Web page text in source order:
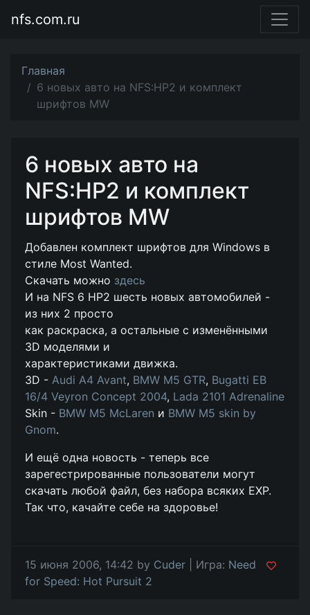
nfs.com.ru
Главная
6 новых авто на NFS:HP2 и комплект
шрифтов MW
6 новых авто на
NFS:HP2 и комплект
шрифтов MW
Добавлен комплект шрифтов для Windows в
стиле Most Wanted.
Скачать можно здесь
И на NFS 6 HP2 шесть новых автомобилей -
из них 2 просто
как раскраска, а остальные с изменёнными
3D моделями и
характеристиками движка.
3D - Audi A4 Avant, BMW M5 GTR, Bugatti EB
16/4 Veyron Concept 2004, Lada 2101 Adrenaline
Skin - BMW M5 McLaren и BMW M5 skin by
Gnom.
И ещё одна новость - теперь все
зарегестрированные пользователи могут
скачать любой файл, без набора всяких EXP.
Так что, качайте себе на здоровье!
15 июня 2006, 14:42 by Cuder | Игра: Need
for Speed: Hot Pursuit 2